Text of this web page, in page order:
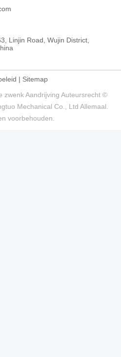
Linjin Road, Wujin District,
| Sitemap
zwenk Aandrijving Auteursrecht ©
Mechanical Co., Ltd Allemaal.
voorbehouden.